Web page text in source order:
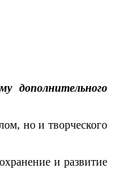
дополнительного
но и творческого
и развитие